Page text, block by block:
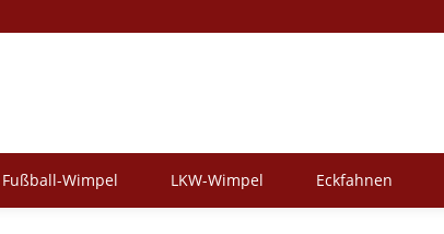
Fußball-Wimpel LKW-Wimpel Eckfahnen